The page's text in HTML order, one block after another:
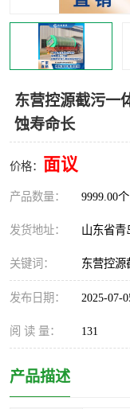
东营控源截污一
蚀寿命长
价格： 面议
产品数量： 9999.00个
发货地址： 山东省青
关键词： 东营控源
发布日期： 2025-07-
阅 读 量： 131
产品描述
水面垃圾清理装置
一体化泵闸
真空冲洗设备
水平自清洗格栅
灌溉泵房